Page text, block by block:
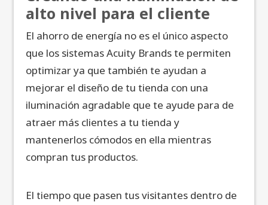
alto nivel para el cliente
El ahorro de energía no es el único aspecto
que los sistemas Acuity Brands te permiten
optimizar ya que también te ayudan a
mejorar el diseño de tu tienda con una
iluminación agradable que te ayude para de
atraer más clientes a tu tienda y
mantenerlos cómodos en ella mientras
compran tus productos.
El tiempo que pasen tus visitantes dentro de